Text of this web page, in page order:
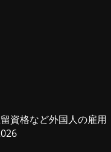
資格など外国人の雇用